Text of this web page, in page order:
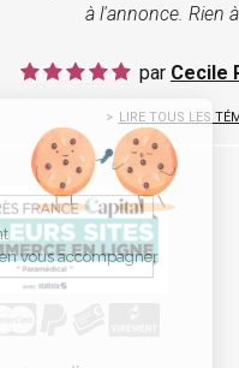
à l'annonce. Rien
par Cecile
LIRE TOUS LES
le
avant
bien vous accompagner